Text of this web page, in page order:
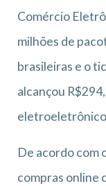
Comércio
milhões de
brasileiras e o
alcançou
De acordo com
compras online